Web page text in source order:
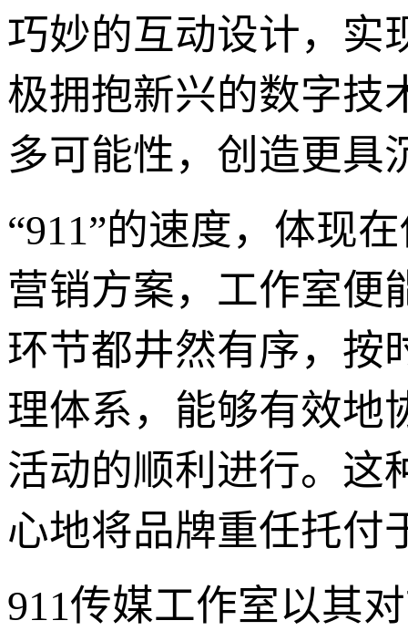
巧妙的互动设计，实
极拥抱新兴的数字技
多可能性，创造更具
“911”的速度，体现
营销方案，工作室便
环节都井然有序，按
理体系，能够有效地
活动的顺利进行。这
心地将品牌重任托付
911传媒工作室以其